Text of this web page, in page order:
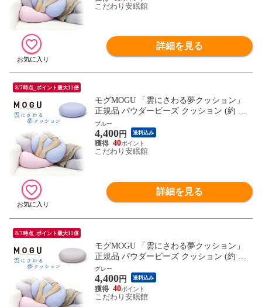
こだわり安眠館
詳細を見る
8/7時点_ポイント最大11倍
モグMOGU 「雲にさわる夢クッション」
正規品 パウダービーズ クッション (約 横4
0×縦40×高15 cm スカイブルー)【10I-KUM
OSAWA-SBL】
ブルー
4,400円 送料込み
40
こだわり安眠館
詳細を見る
8/7時点_ポイント最大11倍
モグMOGU 「雲にさわる夢クッション」
正規品 パウダービーズ クッション (約 横4
0×縦40×高15 cm ミストグレー)【10I-KUM
OSAWA-MGY】
グレー
4,400円 送料込み
40
こだわり安眠館